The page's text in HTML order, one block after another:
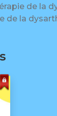
de la
de la